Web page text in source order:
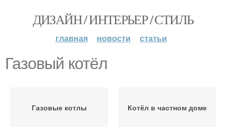
ДИЗАЙН / ИНТЕРЬЕР / СТИЛЬ
главная новости статьи
Газовый котёл
Газовые котлы Котёл в частном доме